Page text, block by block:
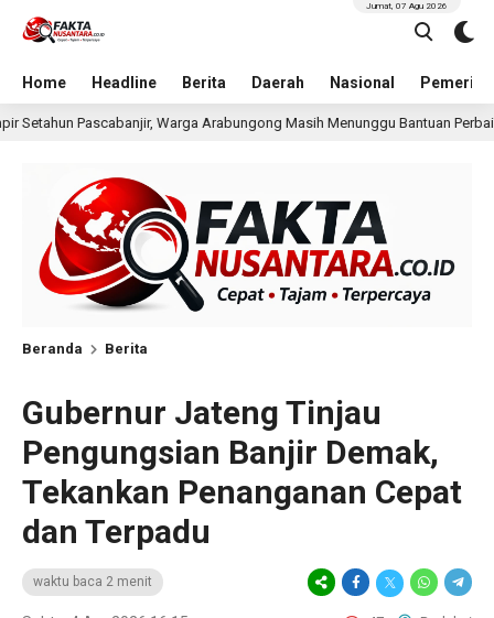
Home Headline Berita Daerah Nasional
Jumat, 07 Agu 2026
Masih Menunggu Bantuan Perbaikan Rumah 20 jam lalu
Beranda Berita
Gubernur Jateng Tinjau
Pengungsian Banjir Demak,
Tekankan Penanganan Cepat
dan Terpadu
waktu baca 2 menit